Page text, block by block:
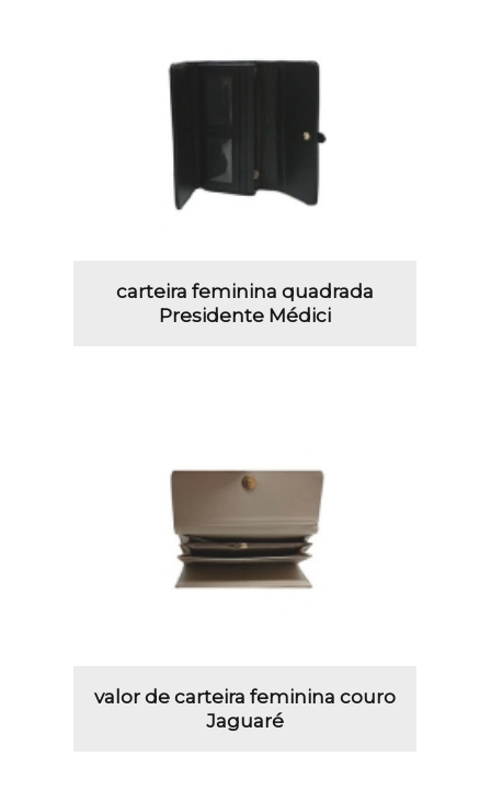
carteira feminina quadrada
Presidente Médici
valor de carteira feminina couro
Jaguaré